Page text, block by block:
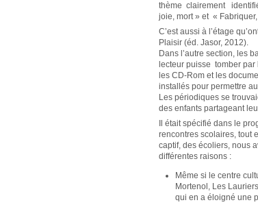
thème clairement
joie, mort » et «
C’est aussi à l’étage
Plaisir (éd. Jasor, 2012).
Dans l’autre section, les
lecteur puisse tomber
les CD-Rom et les
installés pour permettre
Les périodiques se
des enfants partageant
Il était spécifié dans le
rencontres scolaires, tout
captif, des écoliers, nous
différentes raisons :
Même si le centre
Mortenol, Les
qui en a éloigné une